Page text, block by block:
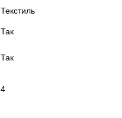
Текстиль
Так
Так
4